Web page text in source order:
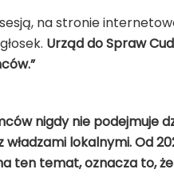
na stronie
Urząd do Spraw
nigdy nie podejmuje
lokalnymi. Od
ten temat, oznacza to,